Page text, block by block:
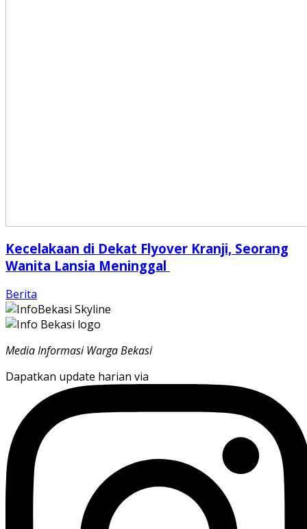
Kecelakaan di Dekat Flyover Kranji, Seorang
Wanita Lansia Meninggal
Berita
Media Informasi Warga Bekasi
Dapatkan update harian via